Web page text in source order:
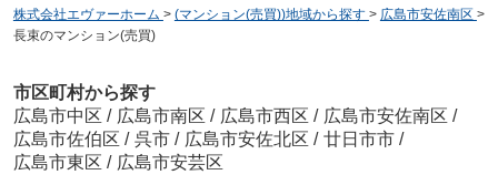
株式会社エヴァーホーム > (マンション(売買))地域から探す > 広島市安佐南区 >
長束のマンション(売買)
市区町村から探す
広島市中区 / 広島市南区 / 広島市西区 / 広島市安佐南区 /
広島市佐伯区 / 呉市 / 広島市安佐北区 / 廿日市市 /
広島市東区 / 広島市安芸区